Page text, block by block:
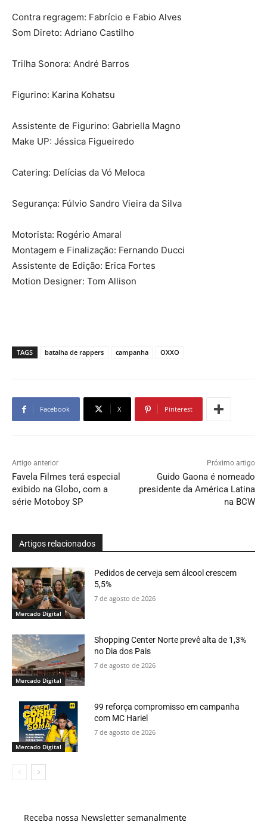
Contra regragem: Fabrício e Fabio Alves
Som Direto: Adriano Castilho
Trilha Sonora: André Barros
Figurino: Karina Kohatsu
Assistente de Figurino: Gabriella Magno
Make UP: Jéssica Figueiredo
Catering: Delícias da Vó Meloca
Segurança: Fúlvio Sandro Vieira da Silva
Motorista: Rogério Amaral
Montagem e Finalização: Fernando Ducci
Assistente de Edição: Erica Fortes
Motion Designer: Tom Allison
TAGS batalha de rappers campanha OXXO
Facebook X Pinterest
Artigo anterior
Favela Filmes terá especial
exibido na Globo, com a
série Motoboy SP
Próximo artigo
Guido Gaona é nomeado
presidente da América Latina
na BCW
Artigos relacionados
Mercado Digital
Pedidos de cerveja sem álcool crescem
5,5%
7 de agosto de 2026
Mercado Digital
Shopping Center Norte prevê alta de 1,3%
no Dia dos Pais
7 de agosto de 2026
Mercado Digital
99 reforça compromisso em campanha
com MC Hariel
7 de agosto de 2026
Receba nossa Newsletter semanalmente